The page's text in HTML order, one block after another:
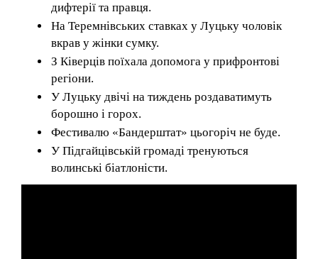
дифтерії та правця.
На Теремнівських ставках у Луцьку чоловік
вкрав у жінки сумку.
З Ківерців поїхала допомога у прифронтові
регіони.
У Луцьку двічі на тиждень роздаватимуть
борошно і горох.
Фестивалю «Бандерштат» цьогоріч не буде.
У Підгайцівській громаді тренуються
волинські біатлоністи.